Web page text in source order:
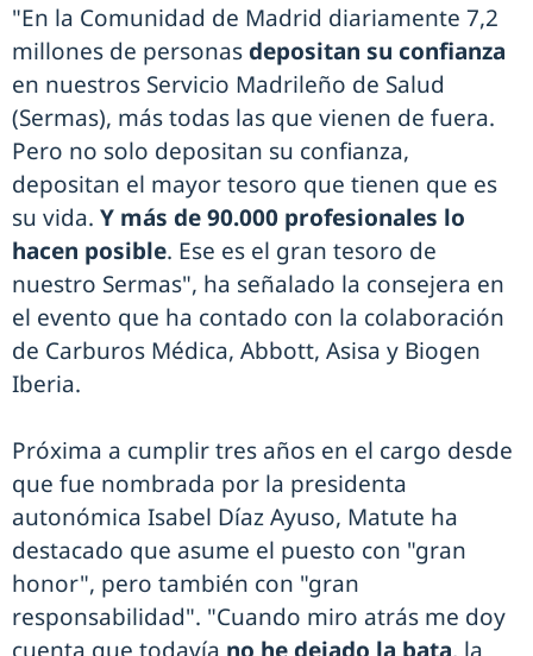
"En la Comunidad de Madrid diariamente 7,2
millones de personas depositan su confianza
en nuestros Servicio Madrileño de Salud
(Sermas), más todas las que vienen de fuera.
Pero no solo depositan su confianza,
depositan el mayor tesoro que tienen que es
su vida. Y más de 90.000 profesionales lo
hacen posible. Ese es el gran tesoro de
nuestro Sermas", ha señalado la consejera en
el evento que ha contado con la colaboración
de Carburos Médica, Abbott, Asisa y Biogen
Iberia.
Próxima a cumplir tres años en el cargo desde
que fue nombrada por la presidenta
autonómica Isabel Díaz Ayuso, Matute ha
destacado que asume el puesto con "gran
honor", pero también con "gran
responsabilidad". "Cuando miro atrás me doy
cuenta que todavía no he dejado la bata, la